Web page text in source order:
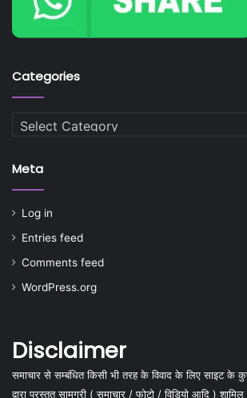
Categories
Categories
Meta
Log in
Entries feed
Comments feed
WordPress.org
Disclaimer
समाचार से सम्बंधित किसी भी तरह के विवाद के लिए साइट के
द्वारा प्रस्तुत सामग्री ( समाचार / फोटो / विडियो आदि ) शामिल